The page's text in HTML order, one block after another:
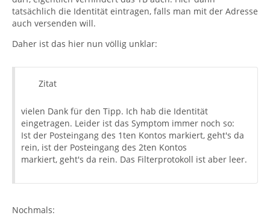
tatsächlich die Identität eintragen, falls man mit der Adresse
auch versenden will.
Daher ist das hier nun völlig unklar:
Zitat
vielen Dank für den Tipp. Ich hab die Identität
eingetragen. Leider ist das Symptom immer noch so:
Ist der Posteingang des 1ten Kontos markiert, geht's da
rein, ist der Posteingang des 2ten Kontos
markiert, geht's da rein. Das Filterprotokoll ist aber leer.
Nochmals: